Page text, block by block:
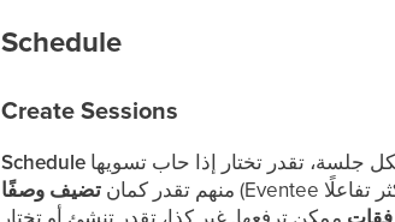
Schedule
Create Sessions
Schedule
منهم تقدر كمانتضيف وصفًا